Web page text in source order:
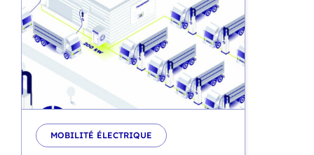
MOBILITÉ ÉLECTRIQUE